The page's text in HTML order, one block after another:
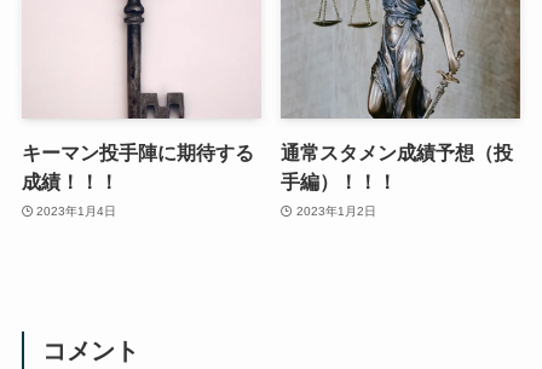
キーマン投手陣に期待する
成績！！！
2023年1月4日
通常スタメン成績予想（投
手編）！！！
2023年1月2日
コメント